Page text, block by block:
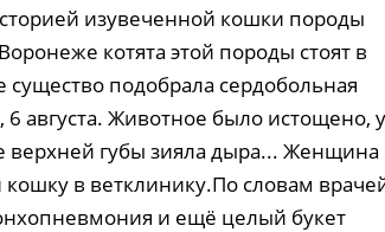
изувеченной кошки породы
котята этой породы стоят в
подобрала сердобольная
августа. Животное было истощено, у
верхней губы зияла дыра... Женщина
в ветклинику.По словам
и ещё целый букет